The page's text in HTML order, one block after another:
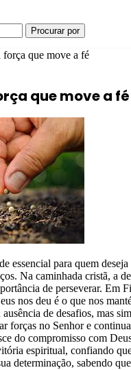
Procurar por
força que move a fé
que move a fé
essencial para quem
Na caminhada cristã, a
de perseverar. Em
nos deu é o que nos
de desafios, mas
forças no Senhor e
do compromisso com
espiritual, confiando
determinação, sabendo